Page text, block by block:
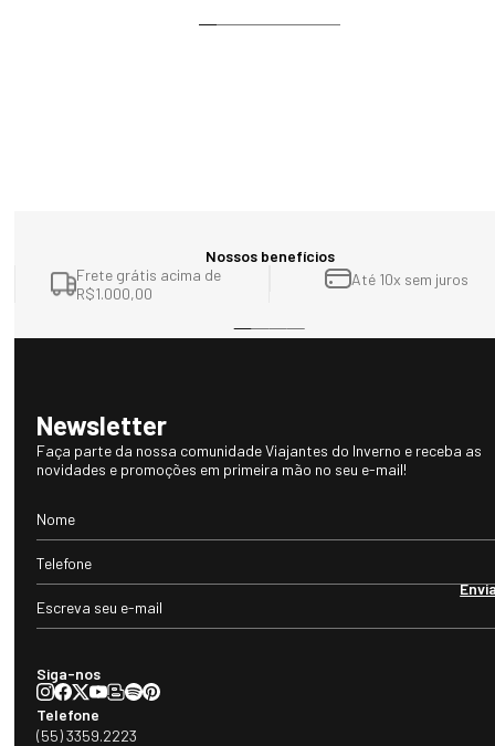
Nossos benefícios
Frete grátis acima de
R$1.000,00
Até 10x sem juros
Newsletter
Faça parte da nossa comunidade Viajantes do Inverno e receba as
novidades e promoções em primeira mão no seu e-mail!
Siga-nos
Telefone
(55) 3359.2223